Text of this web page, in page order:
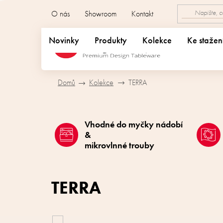
O nás Showroom Kontakt
Novinky Produkty Kolekce Ke
Domů Kolekce TERRA
TERRA
Vhodné do myčky nádobí
&
mikrovlnné trouby